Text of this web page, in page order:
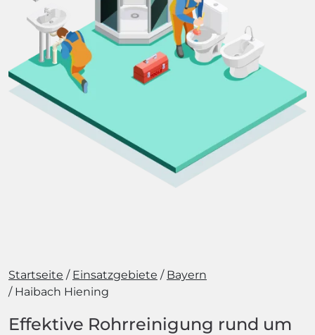
Startseite Einsatzgebiete
Bayern
Haibach Hiening
Effektive Rohrreinigung rund um